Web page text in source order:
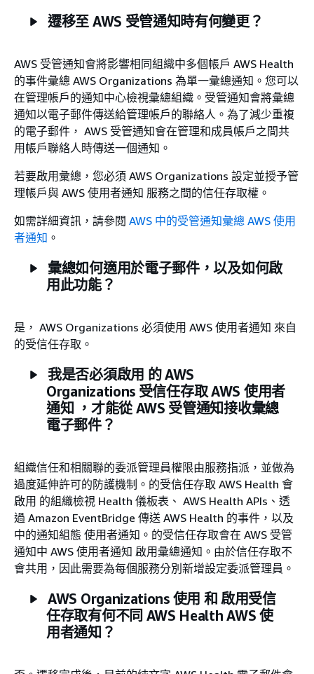
遷移至 AWS 受管通知時有何變更？
AWS 受管通知會將影響相同組織中多個帳戶 AWS Health
的事件彙總 AWS Organizations 為單一彙總通知。您可以
在管理帳戶的通知中心檢視彙總組織。受管通知會將彙總
通知以電子郵件傳送給管理帳戶的聯絡人。為了減少重複
的電子郵件， AWS 受管通知會在管理和成員帳戶之間共
用帳戶聯絡人時傳送一個通知。
若要啟用彙總，您必須 AWS Organizations 設定並授予管
理帳戶與 AWS 使用者通知 服務之間的信任存取權。
如需詳細資訊，請參閱 AWS 中的受管通知彙總 AWS 使用
者通知 。
彙總如何適用於電子郵件，以及如何啟
用此功能？
是， AWS Organizations 必須使用 AWS 使用者通知 來自
的受信任存取。
我是否必須啟用 的 AWS
Organizations 受信任存取 AWS 使用者
通知 ，才能從 AWS 受管通知接收彙總
電子郵件？
組織信任和相關聯的委派管理員權限由服務指派，並做為
過度延伸許可的防護機制。的受信任存取 AWS Health 會
啟用 的組織檢視 Health 儀板表、 AWS Health APIs、透
過 Amazon EventBridge 傳送 AWS Health 的事件，以及
中的通知組態 使用者通知。的受信任存取會在 AWS 受管
通知中 AWS 使用者通知 啟用彙總通知。由於信任存取不
會共用，因此需要為每個服務分別新增設定委派管理員。
AWS Organizations 使用 和 啟用受信
任存取有何不同 AWS Health AWS 使
用者通知？